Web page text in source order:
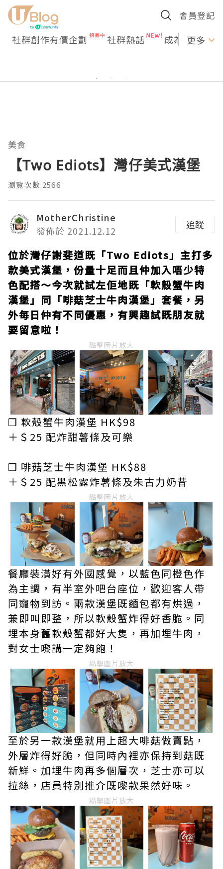
會員登記
社群創作有價企劃 社群熱話 成為U更多
美食
【Two Ediots】灣仔美式漢堡
瀏覽次數:2566
MotherChristine
發佈於 2021.12.12
追蹤
位於灣仔謝斐道既「Two Ediots」主打多
款美式漢堡，份量十足而且仲加入唔少特
色配搭～今次就試左佢地既「軟殼蟹牛肉
漢堡」同「啡菇芝士牛肉漢堡」套餐，另
外每日仲有不同優惠，有興趣試既朋友就
要留意啦！
點擊圖片放大
❒ 軟殼蟹牛肉漢堡 HK$98
＋＄25 配炸甜薯條及可樂
❒ 啡菇芝士牛肉漢堡 HK$88
＋＄25 配黑松露炸薯條及朱古力奶昔
點擊圖片放大
餐廳裝潢好有外國感覺，以藍色同橙色作
為主調，有半室外吧台座位，歡迎客人帶
同寵物到訪。兩款漢堡既麵包都有烘過，
兼即叫即整，所以軟殼蟹炸得好香脆。同
埋本身舊軟殼蟹都好大隻，再加埋牛肉，
對女士嚟講一定夠飽！
點擊圖片放大
至於另一款漢堡就用上超大啡菇做賣點，
外層炸得好脆，但同時內裡亦保持到菇既
新鮮。加埋牛肉再多個層次，芝士亦可以
拉絲，店員特別推介既嚟款果然好味。
點擊圖片放大